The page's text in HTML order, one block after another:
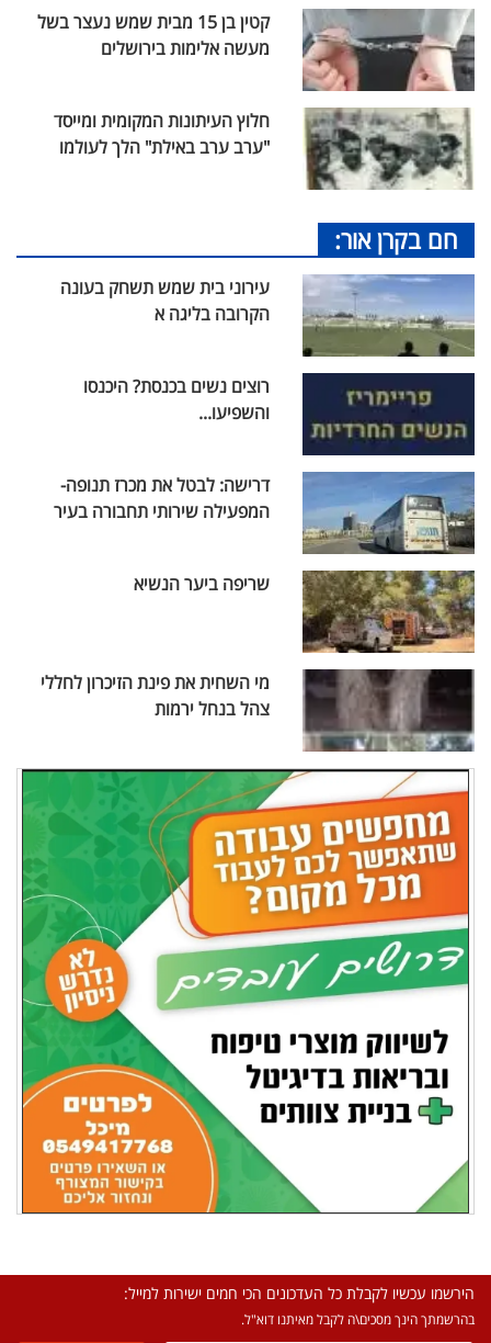
קטין בן 15 מבית שמש נעצר בשל
מעשה אלימות בירושלים
חלוץ העיתונות המקומית ומייסד
"ערב ערב באילת" הלך לעולמו
חם בקרן אור:
עירוני בית שמש תשחק בעונה
הקרובה בליגה א
רוצים נשים בכנסת? היכנסו
והשפיעו...
דרישה: לבטל את מכרז תנופה-
המפעילה שירותי תחבורה בעיר
שריפה ביער הנשיא
מי השחית את פינת הזיכרון לחללי
צהל בנחל ירמות
הירשמו עכשיו לקבלת כל העדכונים הכי חמים ישירות למייל:
בהרשמתך הינך מסכים\ה לקבל מאיתנו דוא"ל.